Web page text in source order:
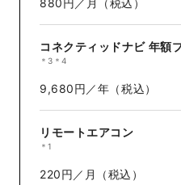
880円／月（税込）
コネクティッドナビ 年額
＊3＊4
9,680円／年（税込）
リモートエアコン
＊1
220円／月（税込）